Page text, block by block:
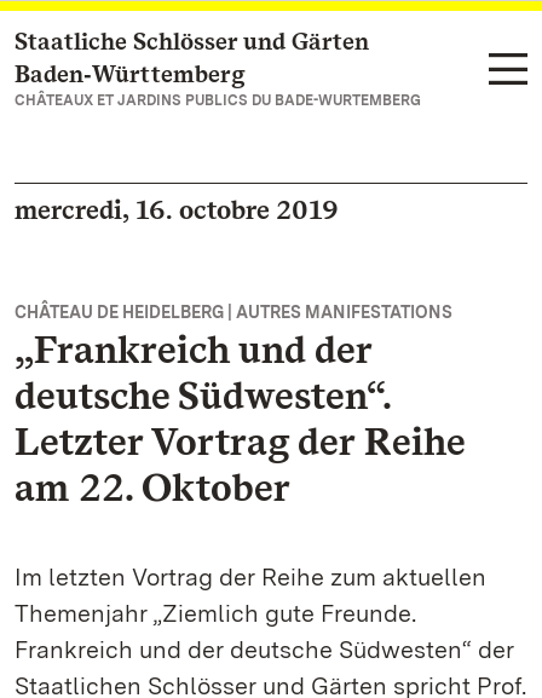
Vers la page d’accueil
Staatliche Schlösser und Gärten
Baden‑Württemberg
CHÂTEAUX ET JARDINS PUBLICS DU BADE-WURTEMBERG
mercredi, 16. octobre 2019
CHÂTEAU DE HEIDELBERG | AUTRES MANIFESTATIONS
„Frankreich und der
deutsche Südwesten“.
Letzter Vortrag der Reihe
am 22. Oktober
Im letzten Vortrag der Reihe zum aktuellen
Themenjahr „Ziemlich gute Freunde.
Frankreich und der deutsche Südwesten“ der
Staatlichen Schlösser und Gärten spricht Prof.